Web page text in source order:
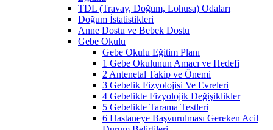
TDL (Travay, Doğum, Lohusa) Odaları
Doğum İstatistikleri
Anne Dostu ve Bebek Dostu
Gebe Okulu
Gebe Okulu Eğitim Planı
1 Gebe Okulunun Amacı ve Hedefi
2 Antenetal Takip ve Önemi
3 Gebelik Fizyolojisi Ve Evreleri
4 Gebelikte Fizyolojik Değişiklikler
5 Gebelikte Tarama Testleri
6 Hastaneye Başvurulması Gereken Acil